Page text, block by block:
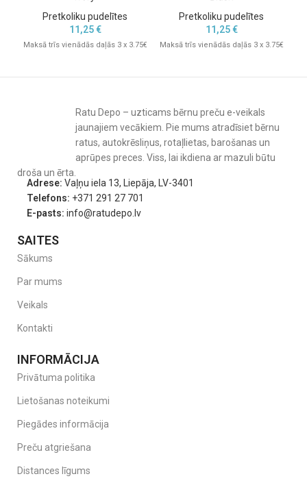
Pretkoliku pudelītes
11,25€
Maksā trīs vienādās daļās 3 x 3.75€
Pretkoliku pudelītes
11,25€
Maksā trīs vienādās daļās 3 x 3.75€
Ratu Depo – uzticams bērnu preču e-veikals
jaunajiem vecākiem. Pie mums atradīsiet bērnu
ratus, autokrēsliņus, rotaļlietas, barošanas un
aprūpes preces. Viss, lai ikdiena ar mazuli būtu
droša un ērta.
Adrese: Vaļņu iela 13, Liepāja, LV-3401
Telefons: +371 291 27 701
E-pasts: info@ratudepo.lv
SAITES
Sākums
Par mums
Veikals
Kontakti
INFORMĀCIJA
Privātuma politika
Lietošanas noteikumi
Piegādes informācija
Preču atgriešana
Distances līgums